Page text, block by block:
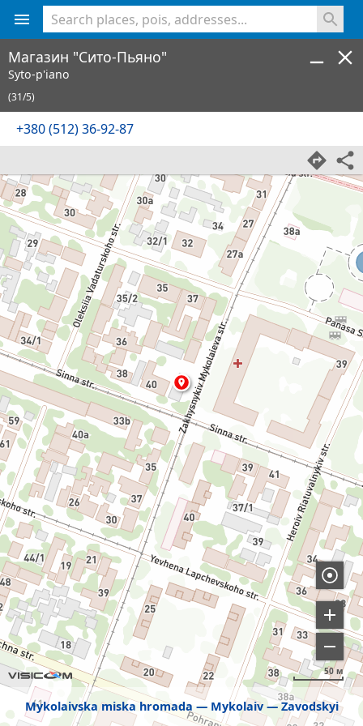
Mykolaivska miska hromada Mykolaiv Zavodskyi
50 м
Магазин "Сито-Пьяно"
Syto-p'iano
(31/5)
+380 (512) 36-92-87
<% console.log(hcard) %>